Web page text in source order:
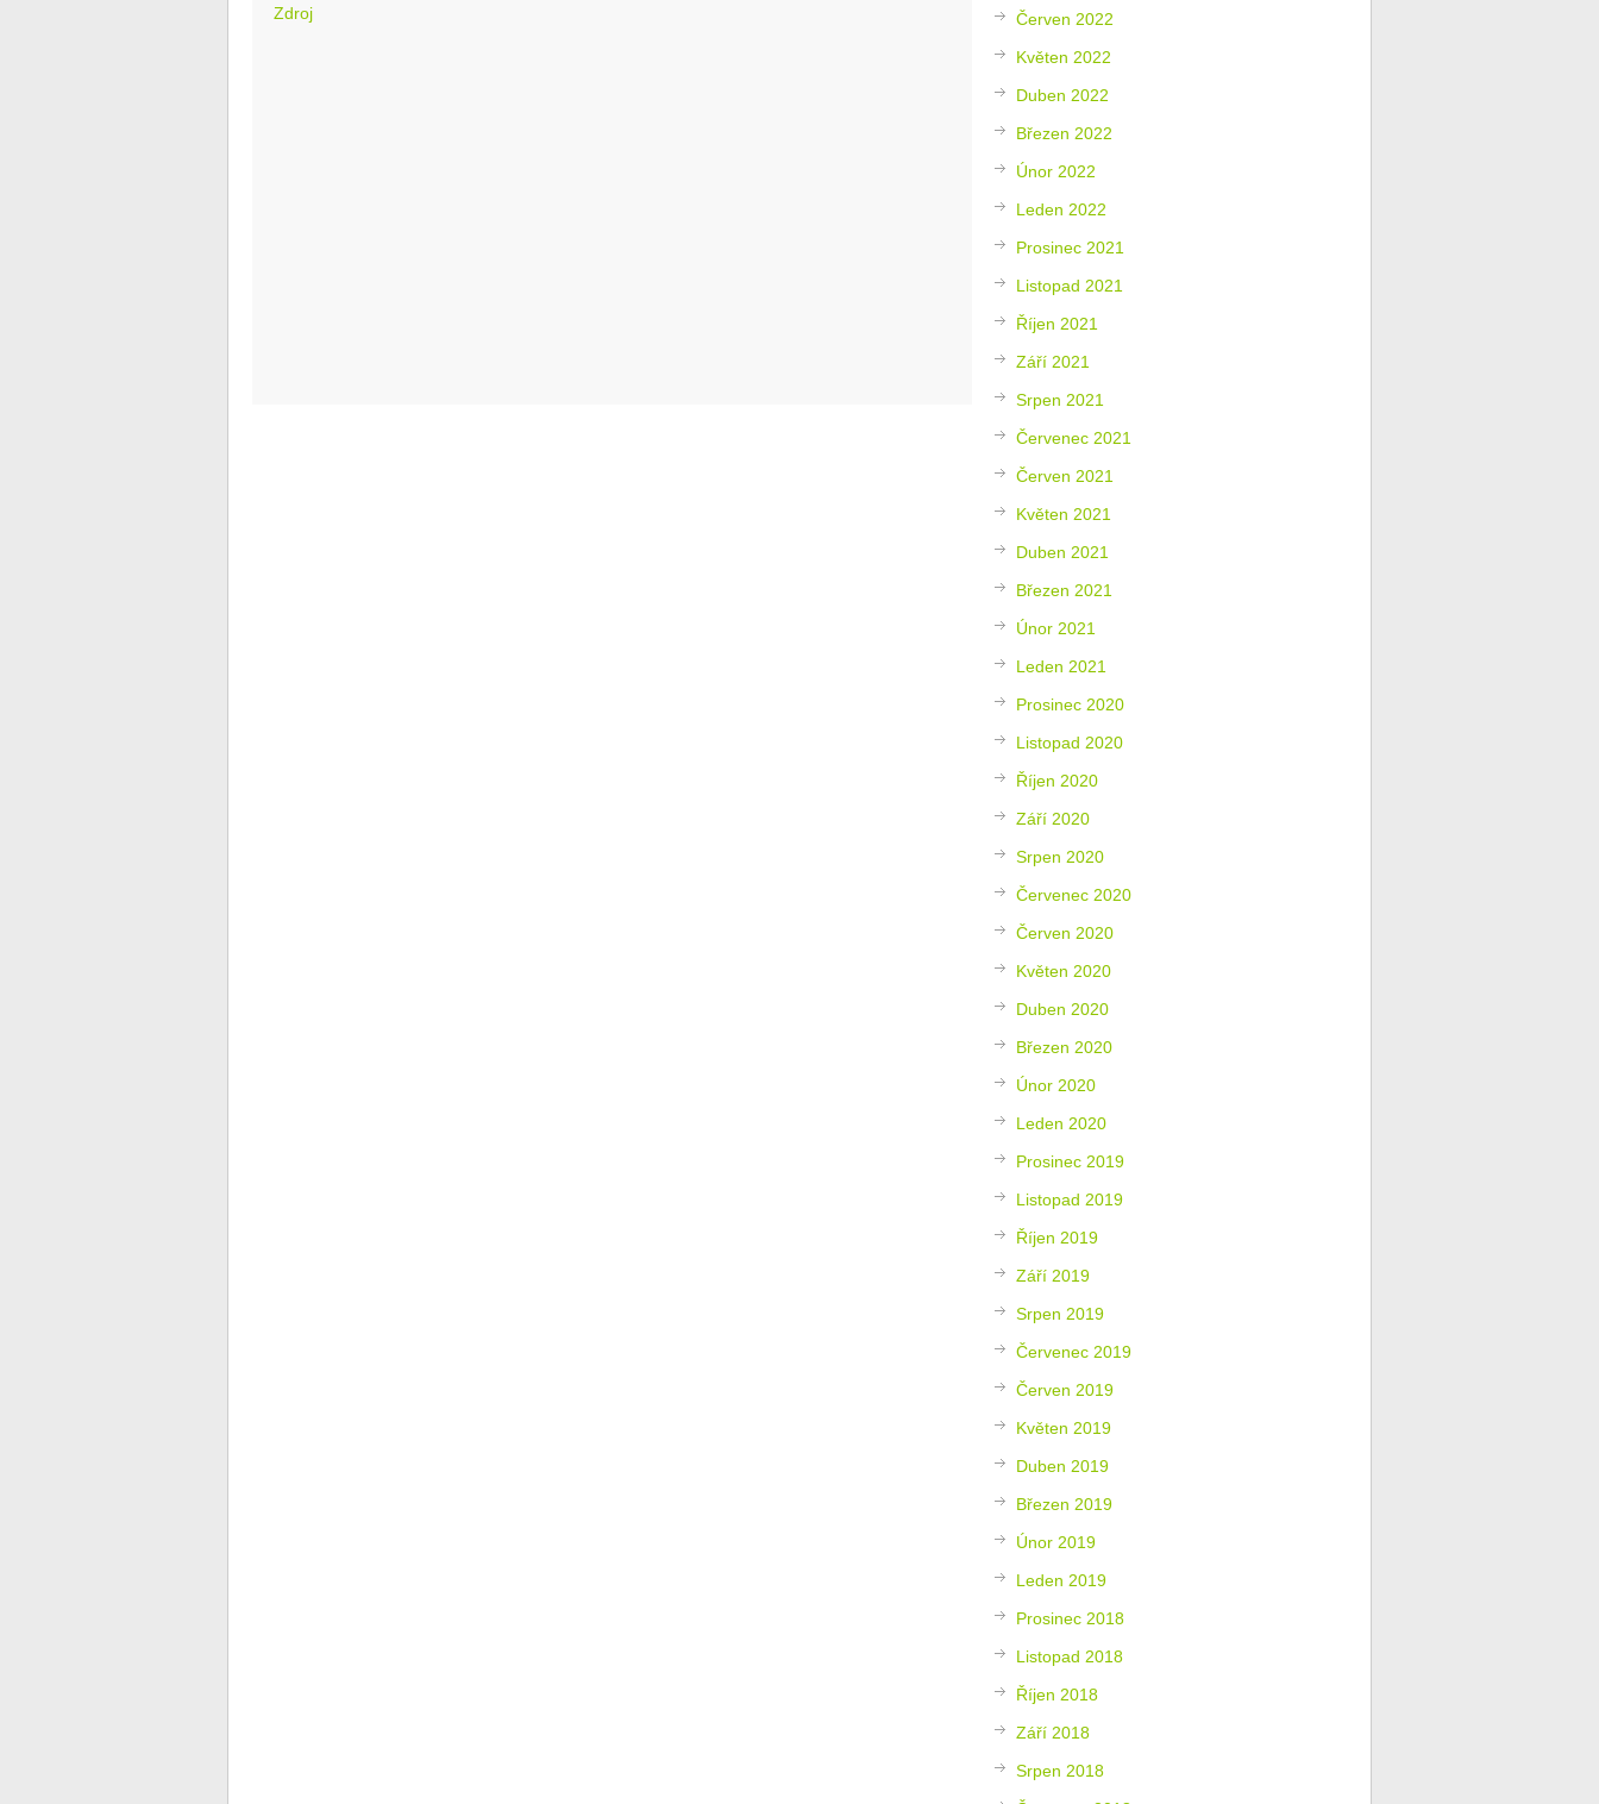
Zdroj
Červen 2022
Květen 2022
Duben 2022
Březen 2022
Únor 2022
Leden 2022
Prosinec 2021
Listopad 2021
Říjen 2021
Září 2021
Srpen 2021
Červenec 2021
Červen 2021
Květen 2021
Duben 2021
Březen 2021
Únor 2021
Leden 2021
Prosinec 2020
Listopad 2020
Říjen 2020
Září 2020
Srpen 2020
Červenec 2020
Červen 2020
Květen 2020
Duben 2020
Březen 2020
Únor 2020
Leden 2020
Prosinec 2019
Listopad 2019
Říjen 2019
Září 2019
Srpen 2019
Červenec 2019
Červen 2019
Květen 2019
Duben 2019
Březen 2019
Únor 2019
Leden 2019
Prosinec 2018
Listopad 2018
Říjen 2018
Září 2018
Srpen 2018